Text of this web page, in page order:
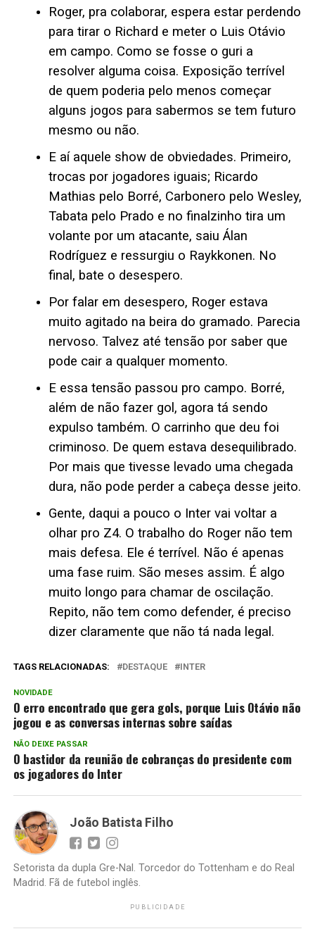
Roger, pra colaborar, espera estar perdendo
para tirar o Richard e meter o Luis Otávio
em campo. Como se fosse o guri a
resolver alguma coisa. Exposição terrível
de quem poderia pelo menos começar
alguns jogos para sabermos se tem futuro
mesmo ou não.
E aí aquele show de obviedades. Primeiro,
trocas por jogadores iguais; Ricardo
Mathias pelo Borré, Carbonero pelo Wesley,
Tabata pelo Prado e no finalzinho tira um
volante por um atacante, saiu Álan
Rodríguez e ressurgiu o Raykkonen. No
final, bate o desespero.
Por falar em desespero, Roger estava
muito agitado na beira do gramado. Parecia
nervoso. Talvez até tensão por saber que
pode cair a qualquer momento.
E essa tensão passou pro campo. Borré,
além de não fazer gol, agora tá sendo
expulso também. O carrinho que deu foi
criminoso. De quem estava desequilibrado.
Por mais que tivesse levado uma chegada
dura, não pode perder a cabeça desse jeito.
Gente, daqui a pouco o Inter vai voltar a
olhar pro Z4. O trabalho do Roger não tem
mais defesa. Ele é terrível. Não é apenas
uma fase ruim. São meses assim. É algo
muito longo para chamar de oscilação.
Repito, não tem como defender, é preciso
dizer claramente que não tá nada legal.
TAGS RELACIONADAS: DESTAQUE INTER
NOVIDADE
O erro encontrado que gera gols, porque Luis Otávio não
jogou e as conversas internas sobre saídas
NÃO DEIXE PASSAR
O bastidor da reunião de cobranças do presidente com
os jogadores do Inter
João Batista Filho
Setorista da dupla Gre-Nal. Torcedor do Tottenham e do Real
Madrid. Fã de futebol inglês.
PUBLICIDADE